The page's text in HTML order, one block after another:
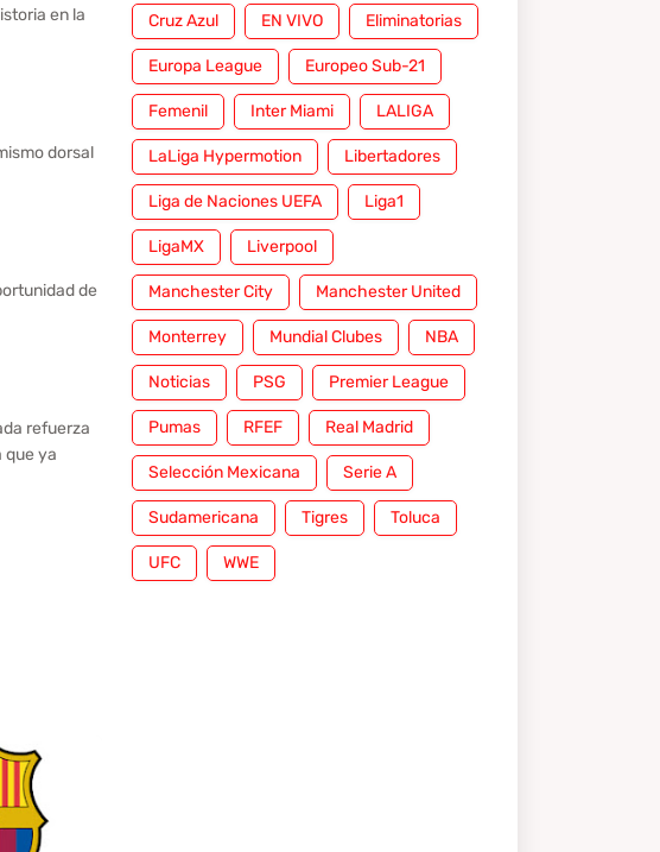
en la
dorsal
de
refuerza
que ya
Cruz Azul EN VIVO Eliminatorias
Europa League Europeo Sub-21
Femenil Inter Miami LALIGA
LaLiga Hypermotion Libertadores
Liga de Naciones UEFA Liga1
LigaMX Liverpool
Manchester City Manchester United
Monterrey Mundial Clubes NBA
Noticias PSG Premier League
Pumas RFEF Real Madrid
Selección Mexicana Serie A
Sudamericana Tigres Toluca
UFC WWE